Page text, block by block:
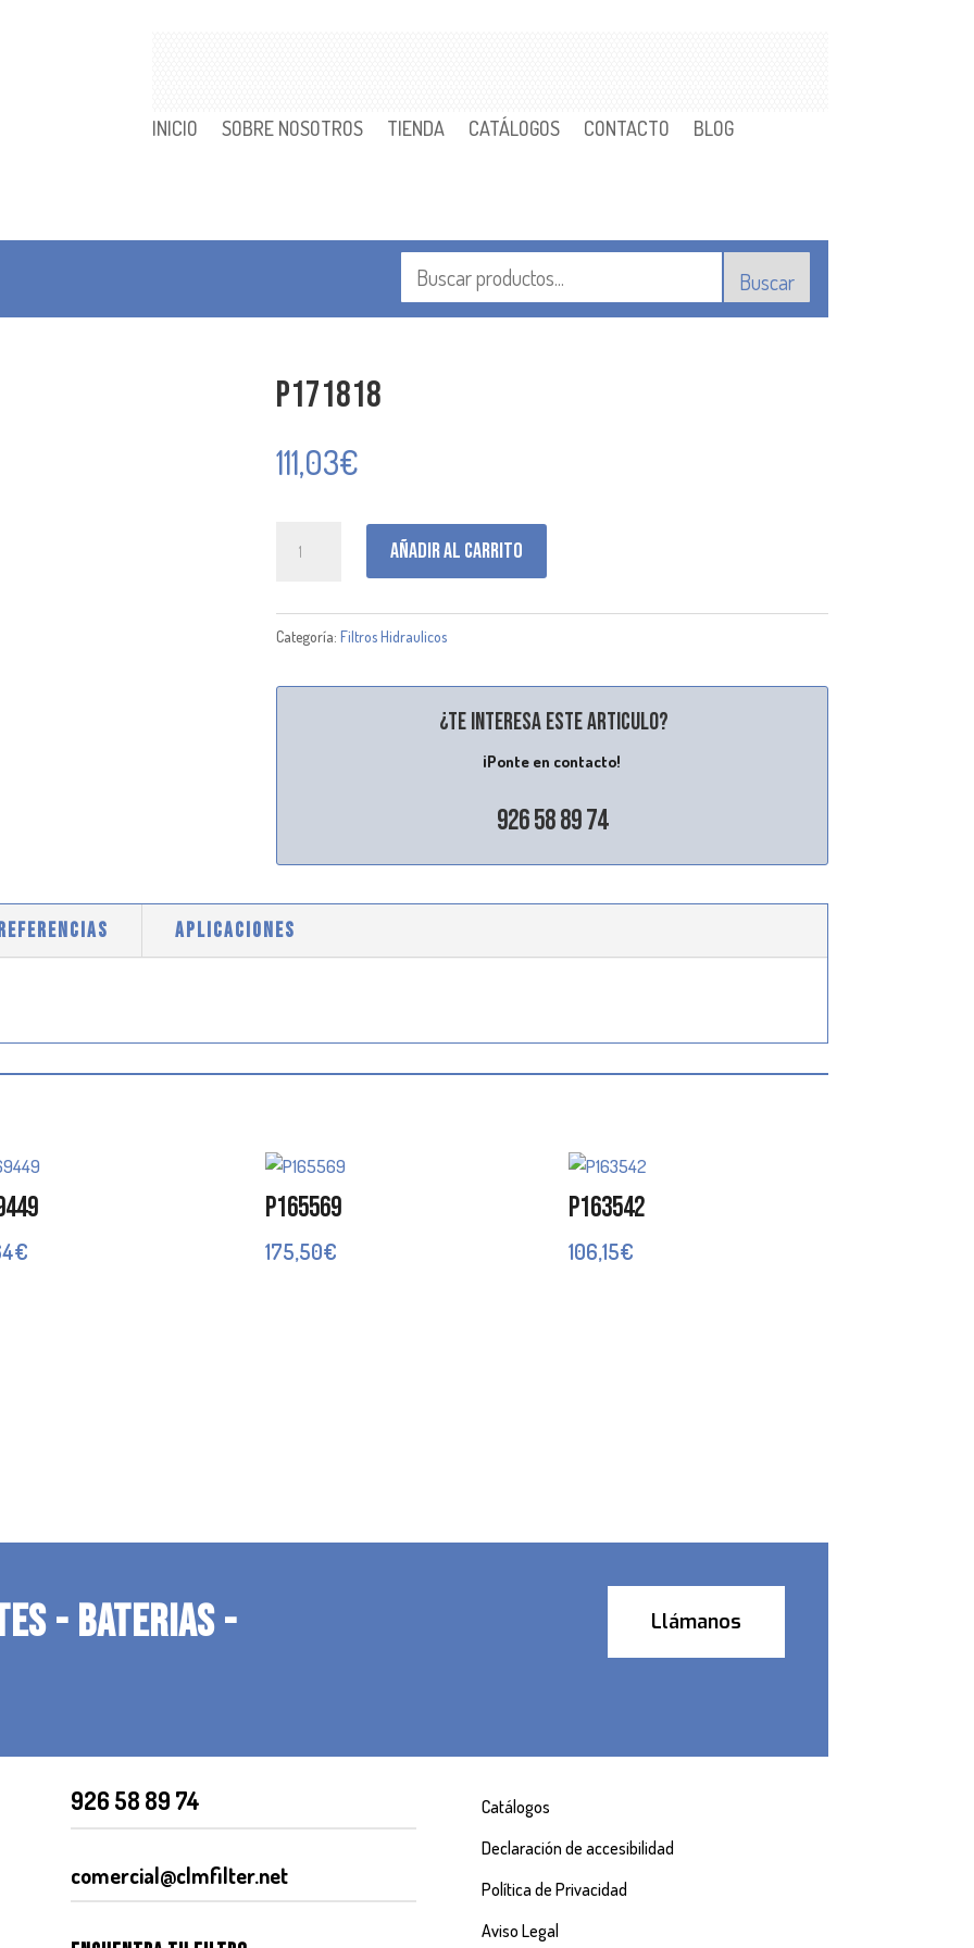
INICIO SOBRE NOSOTROS TIENDA CATÁLOGOS CONTACTO BLOG
Buscar
P171818
111,03€
Añadir al carrito
Categoría: Filtros Hidraulicos
¿Te interesa este articulo?
¡Ponte en contacto!
926 58 89 74
APLICACIONES
€
P165569
175,50€
P163542
106,15€
- BATERIAS -
Llámanos
926 58 89 74
comercial@clmfilter.net
Catálogos
Declaración de accesibilidad
Política de Privacidad
Aviso Legal